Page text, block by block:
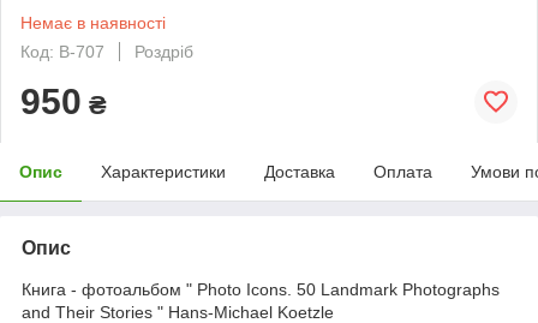
Немає в наявності
Код: B-707
Роздріб
950 ₴
Опис Характеристики Доставка Оплата Умови
Опис
Книга - фотоальбом " Photo Icons. 50 Landmark Photographs
and Their Stories " Hans-Michael Koetzle